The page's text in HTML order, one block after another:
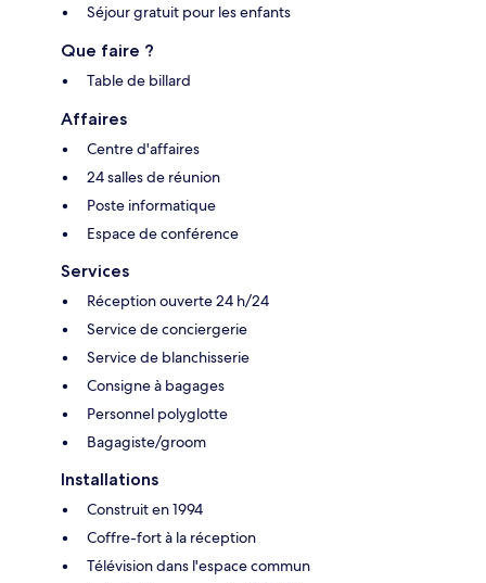
Séjour gratuit pour les enfants
Que faire ?
Table de billard
Affaires
Centre d'affaires
24 salles de réunion
Poste informatique
Espace de conférence
Services
Réception ouverte 24 h/24
Service de conciergerie
Service de blanchisserie
Consigne à bagages
Personnel polyglotte
Bagagiste/groom
Installations
Construit en 1994
Coffre-fort à la réception
Télévision dans l'espace commun